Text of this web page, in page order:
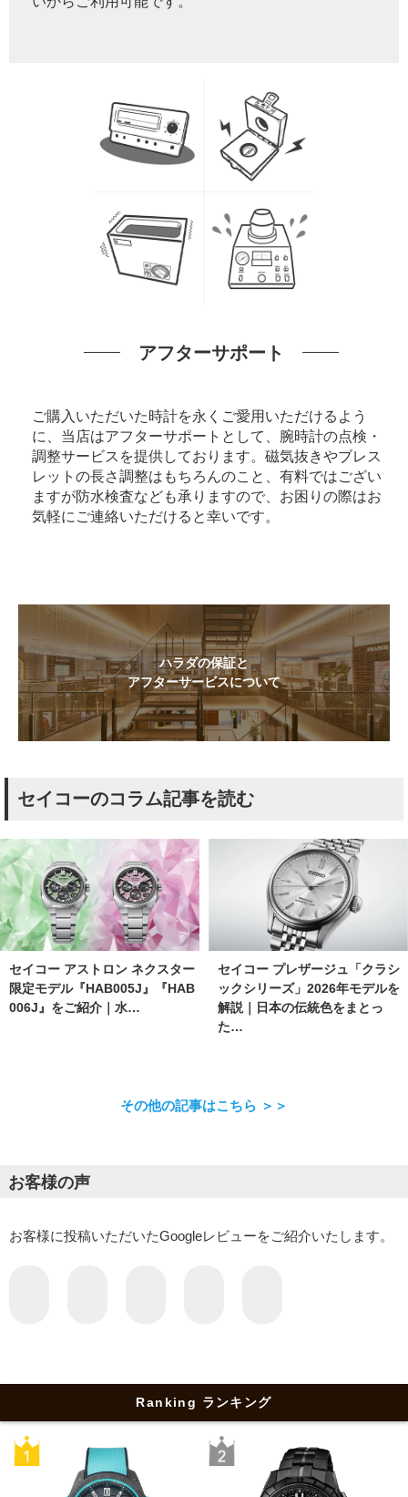
アフターサポート
ご購入いただいた時計を永くご愛用いただけるよう
に、当店はアフターサポートとして、腕時計の点検・
調整サービスを提供しております。磁気抜きやブレス
レットの長さ調整はもちろんのこと、有料ではござい
ますが防水検査なども承りますので、お困りの際はお
気軽にご連絡いただけると幸いです。
ハラダの保証と
アフターサービスについて
セイコーのコラム記事を読む
セイコー アストロン ネクスター
限定モデル『HAB005J』『HAB
006J』をご紹介｜水…
セイコー プレザージュ「クラシ
ックシリーズ」2026年モデルを
解説｜日本の伝統色をまとっ
た…
その他の記事はこちら ＞＞
お客様の声
お客様に投稿いただいたGoogleレビューをご紹介いたします。
Ranking ランキング